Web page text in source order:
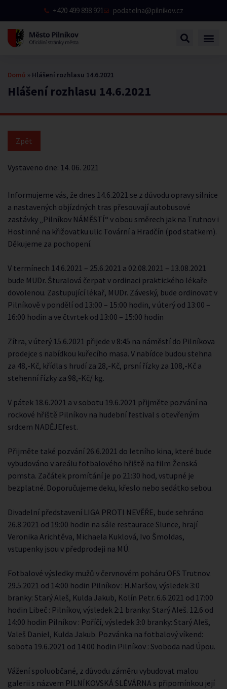
+420 499 898 921 podatelna@pilnikov.cz
Hlášení rozhlasu 14.6.2021
Domů » Hlášení rozhlasu 14.6.2021
Vystaveno dne: 14. 06. 2021
Informujeme vás, že dnes 14.6.2021 se z důvodu opravy silnice
a nastavených objízdných tras přesouvají autobusové
zastávky „Pilníkov NÁMĚSTÍ“ v obou směrech jak na Trutnov i
Hostinné na křižovatku ulic Tovární a Hradčín (pod statkem).
Děkujeme za pochopení.
V termínech 14.6.2021 – 25.6.2021 a 02.08.2021 – 13.08.2021
bude MUDr. Šturalová čerpat v ordinaci praktického lékaře
dovolenou. Zastupující lékař, MUDr. Záveský, bude ordinovat v
Pilníkově v pondělí od 13:00 – 15:00 hodin, v úterý od 13:00 –
16:00 hodin a ve čtvrtek od 13:00 – 15:00 hodin
Zítra, v úterý 15.6.2021 přijede v 8:45 na náměstí do Pilníkova
prodejce s nabídkou kuřecího masa. V nabídce budou stehna
za 48,-Kč, křídla s hrudí za 28,-Kč, prsní řízky za 108,-Kč a
stehenní řízky za 98,-Kč/ kg.
V pátek 18.6.2021 a v sobotu 19.6.2021 přijměte pozvání na
rockové hřiště Pilníkov na hudební festival s otevřeným
srdcem NADĚJEfest.
Přijměte také pozvání 26.6.2021 do letního kina, které bude
vybudováno v areálu fotbalového hřiště na film Ženská
pomsta. Začátek promítání je po 21:30 hod, vstupné je
bezplatné. Doporučujeme deku, křeslo nebo sedátko sebou.
Divadelní představení LIGA PROTI NEVĚŘE, bude sehráno
26.8.2021 od 19:00 hodin na sále restaurace Slunce, hrají
Veronika Arichtěva, Michaela Kuklová, Ivo Šmoldas,
vstupenky jsou v předprodeji na MÚ.
Fotbalové výsledky mužů v červnovém poháru OFS Trutnov.
29.5.2021 od 14:00 hodin Pilníkov : H.Maršov, výsledek 3:0
branky: Starý Aleš, Kulda Jakub, Kolín Petr. 6.6.2021 od 17:00
hodin Libeč : Pilníkov, výsledek 2:1 branky: Starý Aleš. 12.6 od
14:00 hodin Pilníkov : Poříčí, výsledek 3:0 branky: Starý Aleš,
Valeš Daniel, Kulda Jakub. Pozvánka na fotbalový víkend:
sobota 19.6.2021 od 14:00 hodin Pilníkov : Svoboda nad Úpou.
Vážení spoluobčané, z důvodu záměru vybudovat malou
galerii s názvem PILNÍKOVSKÁ SLÉVÁRNA s připomínkou její